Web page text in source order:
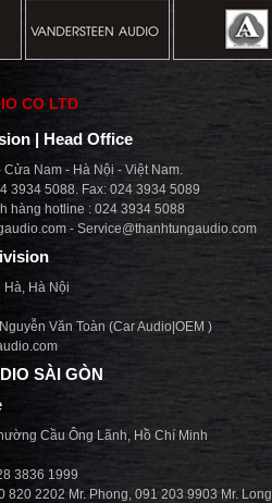
CO LTD
| Head Office
Cửa Nam - Hà Nội - Việt Nam.
3934 5088. Fax: 024 3934 5089
hàng hotline : 024 3934 5088
- Service@thanhtungaudio.com
Hà Nội
Văn Toàn (Car Audio|OEM )
SÀI GÒN
Cầu Ông Lãnh, Hồ Chí Minh
3836 1999
820 2202 Mr. Phong, 091 203 9903 Mr. Long